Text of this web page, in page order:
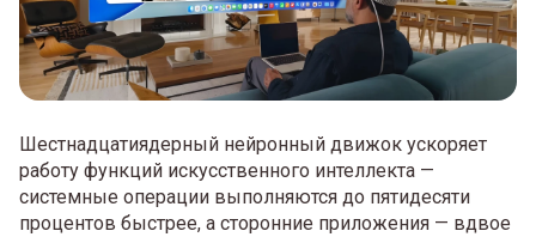
Шестнадцатиядерный нейронный движок ускоряет
работу функций искусственного интеллекта —
системные операции выполняются до пятидесяти
процентов быстрее, а сторонние приложения — вдвое